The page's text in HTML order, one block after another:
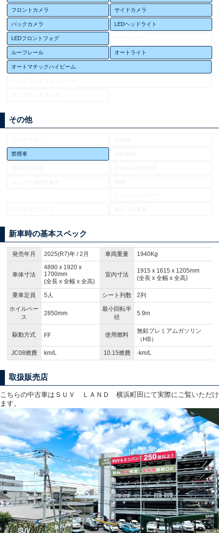
フロントカメラ サイドカメラ
バックカメラ LEDヘッドライト
LEDフロントフォグ
ルーフレール オートライト
オートマチックハイビーム
その他
禁煙車
新車時の基本スペック
発売年月 2025(R7)年 / 2月 車両重量 1940Kg
車体寸法
4890 x 1920 x
1700mm
(全長 x 全幅 x 全高)
室内寸法
1915 x 1615 x 1205mm
(全長 x 全幅 x 全高)
乗車定員 5人 シート列数
2列
ホイルベー
ス
2850mm
最小回転半
径
5.9m
駆動方式 FF 使用燃料
無鉛プレミアムガソリン
（HB）
JC08燃費
km/L 10.15燃費 -km/L
取扱販売店
こちらの中古車はＳＵＶ ＬＡＮＤ 横浜町田にて実際にご覧いただけ
ます。